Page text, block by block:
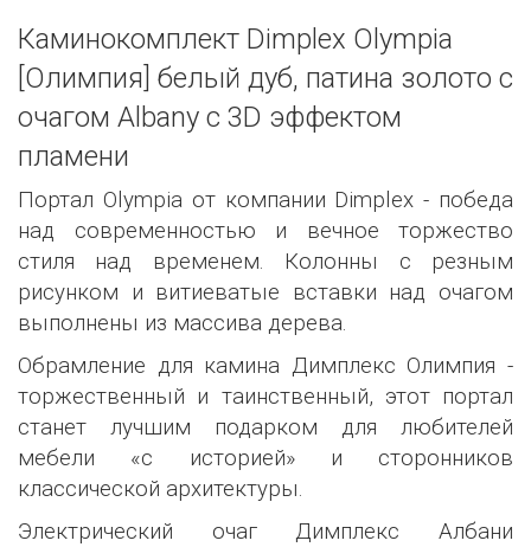
Каминокомплект Dimplex Olympia
[Олимпия] белый дуб, патина золото с
очагом Albany c 3D эффектом
пламени
Портал Olympia от компании Dimplex - победа
над современностью и вечное торжество
стиля над временем. Колонны с резным
рисунком и витиеватые вставки над очагом
выполнены из массива дерева.
Обрамление для камина Димплекс Олимпия -
торжественный и таинственный, этот портал
станет лучшим подарком для любителей
мебели «с историей» и сторонников
классической архитектуры.
Электрический очаг Димплекс Албани